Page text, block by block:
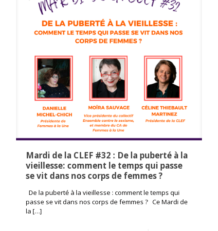
Mardi de la CLEF #32 : De la puberté à la
vieillesse: comment le temps qui passe
se vit dans nos corps de femmes ?
De la puberté à la vieillesse : comment le temps qui
passe se vit dans nos corps de femmes ? Ce Mardi de
la […]